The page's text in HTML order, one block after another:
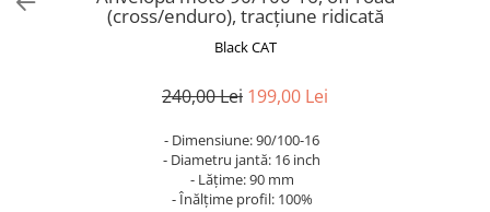
Trotinete cu Baterie Detașabilă
Trotinete cu Ghidon Reglabil
Suporturi pentru telefon
Iluminare decorativă
(cross/enduro), tracțiune ridicată
Black CAT
240,00 Lei 199,00 Lei
- Dimensiune: 90/100-16
- Diametru jantă: 16 inch
- Lățime: 90 mm
- Înălțime profil: 100%